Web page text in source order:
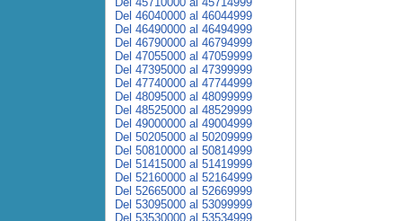
Del 46040000 al 46044999
Del 46490000 al 46494999
Del 46790000 al 46794999
Del 47055000 al 47059999
Del 47395000 al 47399999
Del 47740000 al 47744999
Del 48095000 al 48099999
Del 48525000 al 48529999
Del 49000000 al 49004999
Del 50205000 al 50209999
Del 50810000 al 50814999
Del 51415000 al 51419999
Del 52160000 al 52164999
Del 52665000 al 52669999
Del 53095000 al 53099999
Del 53530000 al 53534999